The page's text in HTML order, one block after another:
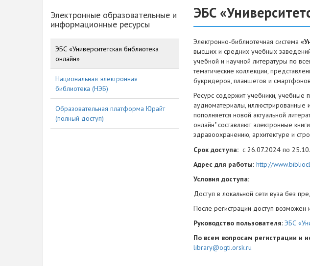
Электронные образовательные и
информационные ресурсы
ЭБС «Университетская библиотека
онлайн»
Национальная электронная
библиотека (НЭБ)
Образовательная платформа Юрайт
(полный доступ)
ЭБС
Электронно-библиотечная система
высших и средних учебных
учебной и научной литературы по
тематические коллекции,
букридеров, планшетов и
Ресурс содержит учебники, учебные
аудиоматериалы, иллюстрированные
пополняется новой актуальной
онлайн" составляют электронные
здравоохранению, архитектуре и
Срок доступа: с 26.07.2024 по
Адрес для работы: http://
Условия доступа:
Доступ в локальной сети вуза без
После регистрации доступ возможен
Руководство пользователя: ЭБС
По всем вопросам регистрации и
library@ogti.orsk.ru